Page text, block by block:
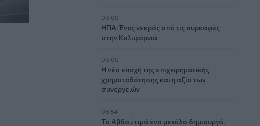
09:00
ΗΠΑ: Ένας νεκρός από τις πυρκαγιές
στην Καλιφόρνια
09:00
Η νέα εποχή της επιχειρηματικής
χρηματοδότησης και η αξία των
συνεργειών
08:54
Το Αβδού τιμά ένα μεγάλο δημιουργό,